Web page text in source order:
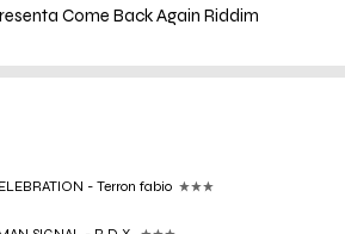
Come Back Again Riddim
- Terron fabio